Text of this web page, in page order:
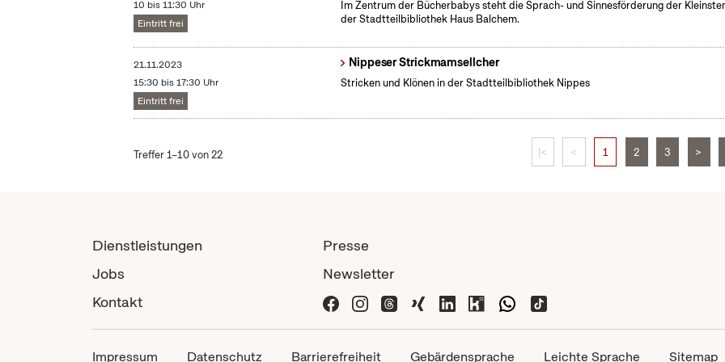
10 bis 11:30 Uhr
Eintritt frei
Im Zentrum der Bücherbabys steht die Sprach- und Sinnesförderung der
der Stadtteilbibliothek Haus Balchem.
21.11.2023
15:30 bis 17:30 Uhr
Eintritt frei
Nippeser Strickmamsellcher
Stricken und Klönen in der Stadtteilbibliothek Nippes
Treffer 1–10 von 22 |< < 1 2 3 >
Dienstleistungen
Jobs
Kontakt
Presse
Newsletter
Impressum Datenschutz Barrierefreiheit Gebärdensprache Leichte Sprache Sitemap